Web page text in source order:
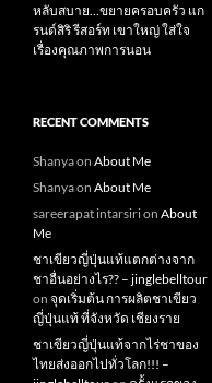
หลับสบาย…ขยายครอบครัว แก
รนด์สิริ รีสอร์ท เขาใหญ่ ใส่ใจ
เรื่องคุณภาพการนอน
RECENT COMMENTS
Shanyaon About Me
Shanyaon About Me
sareerapat intarsirion About
Me
ชาเขียวญี่ปุ่นแท้แตกต่างจาก
ชาอื่นอย่างไร?? – jinglebelltour
on จุดเริ่มต้น การผลิตชาเขียว
ญี่ปุ่นแท้ ที่จังหวัด เชียงราย
ชาเขียวญี่ปุ่นแท้จากไร่ชาของ
ไทยส่งออกไปทั่วโลก!!! –